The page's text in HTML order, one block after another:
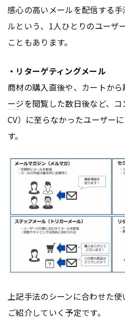
感心の高いメールを配信する
ルという、1人ひとりのユーザ
こともあります。
・リターゲティングメール
商材の購入直後や、カートから
ージを閲覧した数日後など、コ
CV）に至らなかったユーザー
す。
上記手法のシーンに合わせた
ご紹介していく予定です。